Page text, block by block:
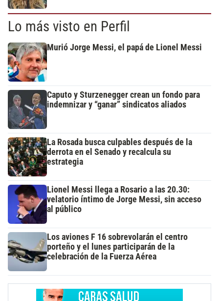
Lo más visto en Perfil
Murió Jorge Messi, el papá de Lionel Messi
Caputo y Sturzenegger crean un fondo para
indemnizar y “ganar” sindicatos aliados
La Rosada busca culpables después de la
derrota en el Senado y recalcula su
estrategia
Lionel Messi llega a Rosario a las 20.30:
velatorio íntimo de Jorge Messi, sin acceso
al público
Los aviones F 16 sobrevolarán el centro
porteño y el lunes participarán de la
celebración de la Fuerza Aérea